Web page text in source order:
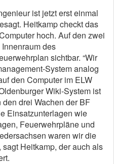
ist jetzt erst einmal
Heitkamp checkt das
hoch. Auf den zwei
des
sichtbar. “Wir
System analog
den Computer im ELW
Wiki-System ist
drei Wachen der BF
Einsatzunterlagen wie
Feuerwehrpläne und
waren wir die
sagt Heitkamp, der auch als